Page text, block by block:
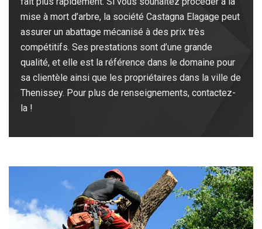
mise à mort d’arbre, la société Castagna Elagage peut
assurer un abattage mécanisé à des prix très
compétitifs. Ses prestations sont d’une grande
qualité, et elle est la référence dans le domaine pour
sa clientèle ainsi que les propriétaires dans la ville de
Thenissey. Pour plus de renseignements, contactez-
la !